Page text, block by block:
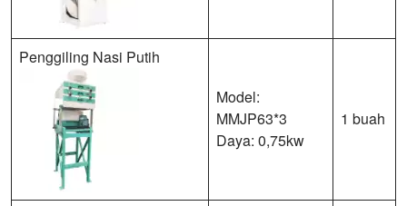
Penggiling Nasi Putih
Model:
MMJP63*3
Daya: 0,75kw
1 buah